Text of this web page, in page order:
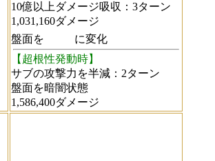
10億以上ダメージ吸収：3ターン
1,031,160ダメージ
盤面を
に変化
【超根性発動時】
サブの攻撃力を半減：2ターン
盤面を暗闇状態
1,586,400ダメージ